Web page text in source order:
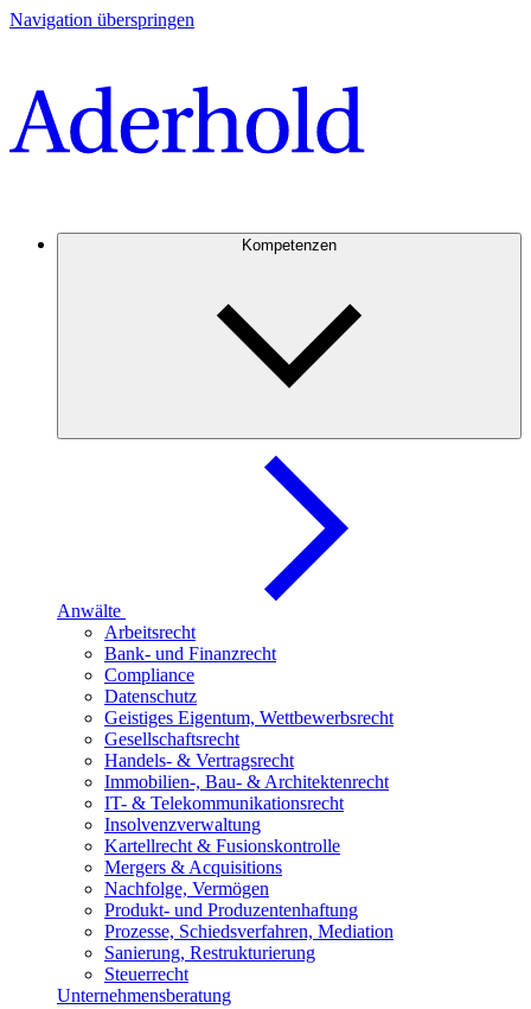
Navigation überspringen
Kompetenzen
Anwälte
Arbeitsrecht
Bank- und Finanzrecht
Compliance
Datenschutz
Geistiges Eigentum, Wettbewerbsrecht
Gesellschaftsrecht
Handels- & Vertragsrecht
Immobilien-, Bau- & Architektenrecht
IT- & Telekommunikationsrecht
Insolvenzverwaltung
Kartellrecht & Fusionskontrolle
Mergers & Acquisitions
Nachfolge, Vermögen
Produkt- und Produzentenhaftung
Prozesse, Schiedsverfahren, Mediation
Sanierung, Restrukturierung
Steuerrecht
Unternehmensberatung